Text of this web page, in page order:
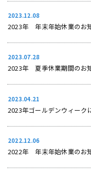
2023.12.08
2023年 年末年始休業のお
2023.07.28
2023年 夏季休業期間のお
2023.04.21
2023年ゴールデンウィーク
2022.12.06
2022年 年末年始休業のお